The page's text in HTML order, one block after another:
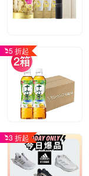
5 折起
3 折起